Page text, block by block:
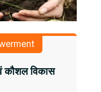
कौशल विकास